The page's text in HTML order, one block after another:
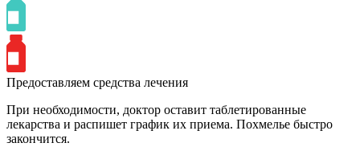
Предоставляем средства лечения
При необходимости, доктор оставит таблетированные
лекарства и распишет график их приема. Похмелье быстро
закончится.